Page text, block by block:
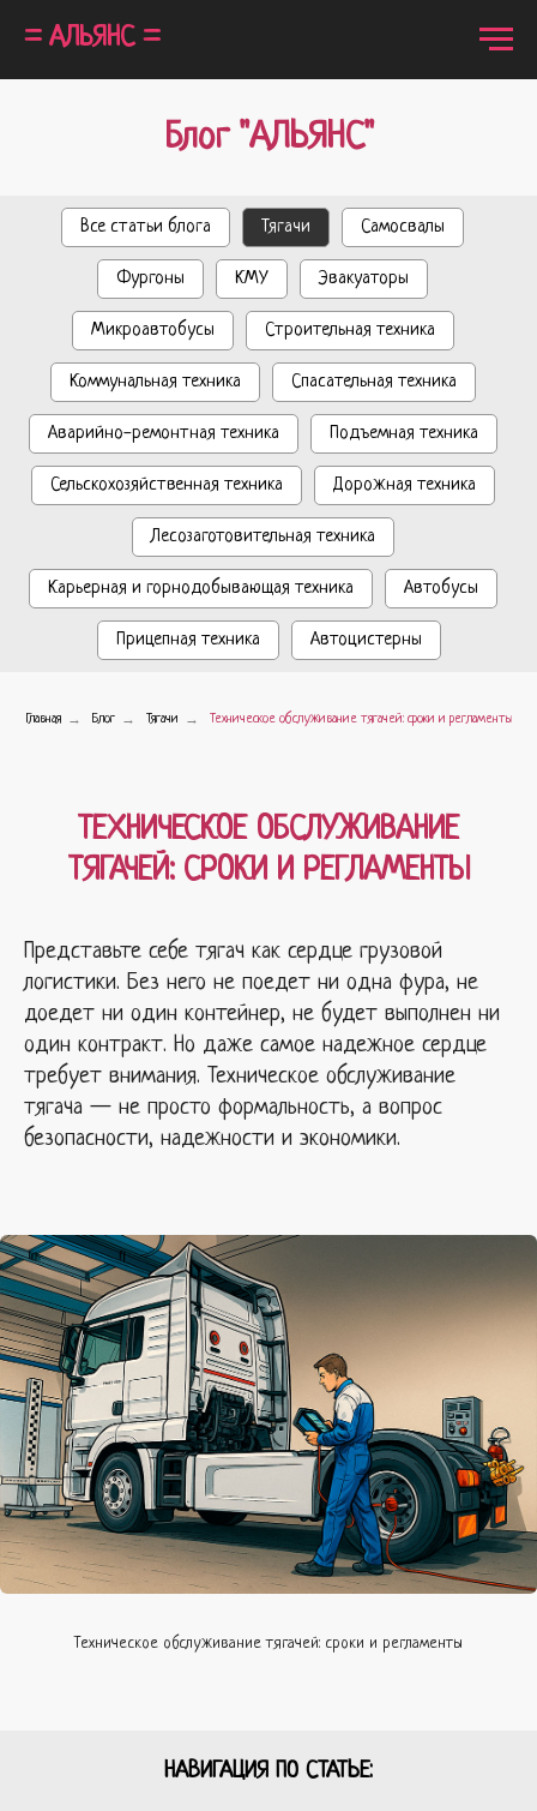
= АЛЬЯНС =
Блог "АЛЬЯНС"
Все статьи блога Тягачи Самосвалы
Фургоны КМУ Эвакуаторы
Микроавтобусы Строительная техника
Коммунальная техника Спасательная техника
Аварийно-ремонтная техника Подъемная техника
Сельскохозяйственная техника Дорожная техника
Лесозаготовительная техника
Карьерная и горнодобывающая техника Автобусы
Прицепная техника Автоцистерны
Главная → Блог → Тягачи → Техническое обслуживание тягачей: сроки и регламенты
ТЕХНИЧЕСКОЕ ОБСЛУЖИВАНИЕ
ТЯГАЧЕЙ: СРОКИ И РЕГЛАМЕНТЫ
Представьте себе тягач как сердце грузовой
логистики. Без него не поедет ни одна фура, не
доедет ни один контейнер, не будет выполнен ни
один контракт. Но даже самое надежное сердце
требует внимания. Техническое обслуживание
тягача — не просто формальность, а вопрос
безопасности, надежности и экономики.
Техническое обслуживание тягачей: сроки и регламенты
НАВИГАЦИЯ ПО СТАТЬЕ: